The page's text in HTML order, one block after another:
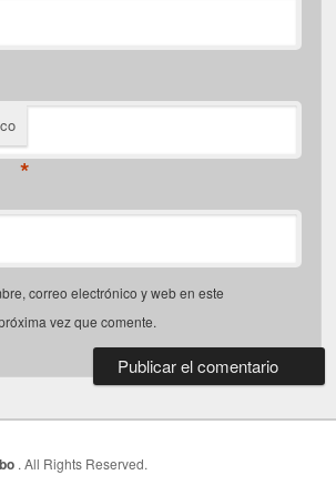
*
correo electrónico y web en este
vez que comente.
. All Rights Reserved.